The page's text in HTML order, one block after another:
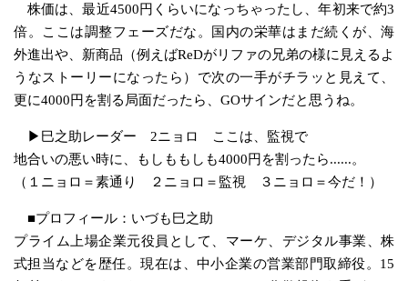
株価は、最近4500円くらいになっちゃったし、年初来で約3
倍。ここは調整フェーズだな。国内の栄華はまだ続くが、海
外進出や、新商品（例えばReDがリファの兄弟の様に見えるよ
うなストーリーになったら）で次の一手がチラッと見えて、
更に4000円を割る局面だったら、GOサインだと思うね。
▶巳之助レーダー 2ニョロ ここは、監視で
地合いの悪い時に、もしももしも4000円を割ったら......。
（１ニョロ＝素通り ２ニョロ＝監視 ３ニョロ＝今だ！）
■プロフィール：いづも巳之助
プライム上場企業元役員として、マーケ、デジタル事業、株
式担当などを歴任。現在は、中小企業の営業部門取締役。15